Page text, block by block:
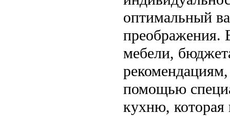
оптимальный
преображения.
мебели,
помощью
кухню,